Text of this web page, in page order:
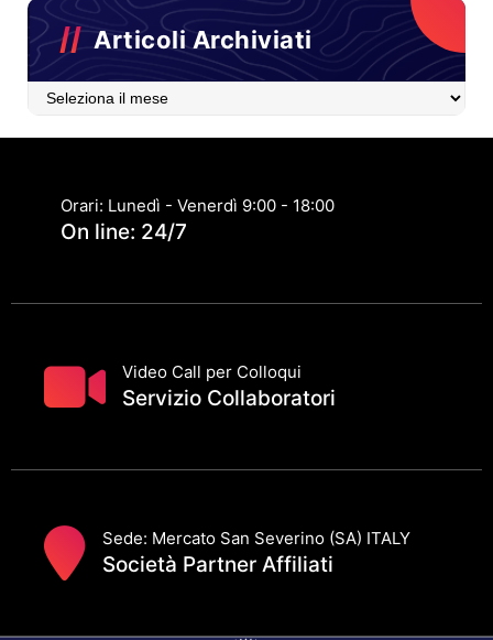
Articoli Archiviati
Articoli
Orari: Lunedì - Venerdì 9:00 - 18:00
On line: 24/7
Video Call per Colloqui
Servizio Collaboratori
Sede: Mercato San Severino (SA) ITALY
Società Partner Affiliati